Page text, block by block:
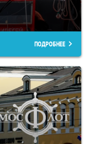
ПОДРОБНЕЕ